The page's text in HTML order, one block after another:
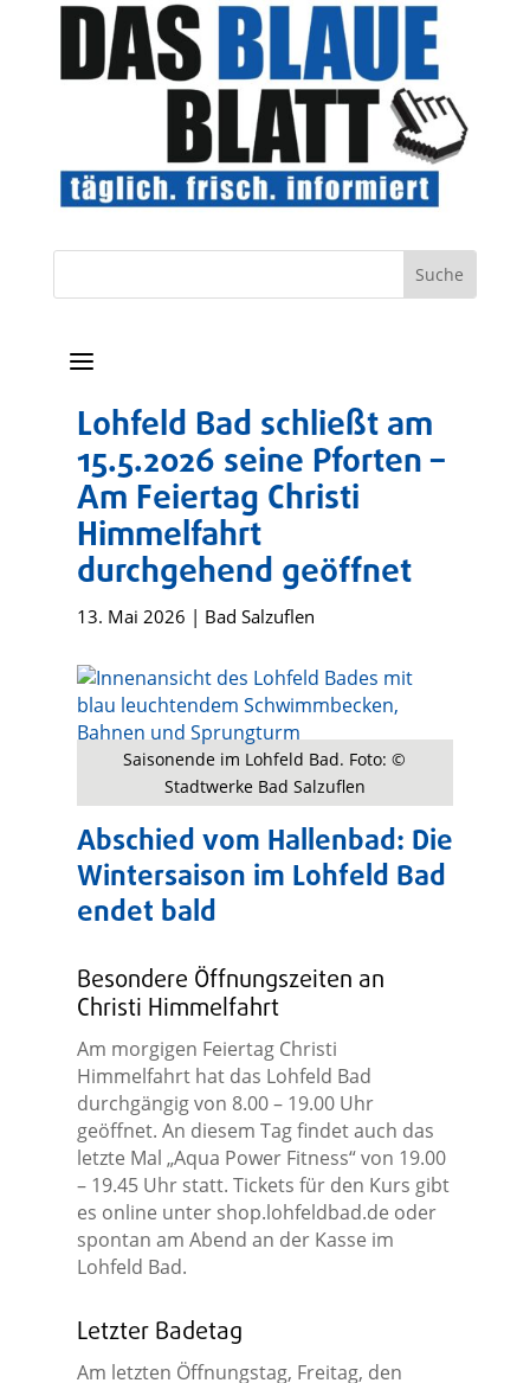
a
Lohfeld Bad schließt am
15.5.2026 seine Pforten –
Am Feiertag Christi
Himmelfahrt
durchgehend geöffnet
13. Mai 2026 | Bad Salzuflen
Saisonende im Lohfeld Bad. Foto: ©
Stadtwerke Bad Salzuflen
Abschied vom Hallenbad: Die
Wintersaison im Lohfeld Bad
endet bald
Besondere Öffnungszeiten an
Christi Himmelfahrt
Am morgigen Feiertag Christi
Himmelfahrt hat das Lohfeld Bad
durchgängig von 8.00 – 19.00 Uhr
geöffnet. An diesem Tag findet auch das
letzte Mal „Aqua Power Fitness“ von 19.00
– 19.45 Uhr statt. Tickets für den Kurs gibt
es online unter shop.lohfeldbad.de oder
spontan am Abend an der Kasse im
Lohfeld Bad.
Letzter Badetag
Am letzten Öffnungstag, Freitag, den